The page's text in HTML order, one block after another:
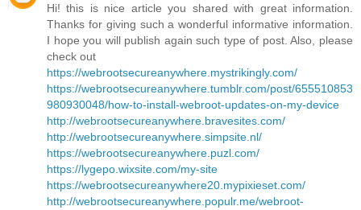
Hi! this is nice article you shared with great information.
Thanks for giving such a wonderful informative information.
I hope you will publish again such type of post. Also, please
check out
https://webrootsecureanywhere.mystrikingly.com/
https://webrootsecureanywhere.tumblr.com/post/655510853
980930048/how-to-install-webroot-updates-on-my-device
http://webrootsecureanywhere.bravesites.com/
http://webrootsecureanywhere.simpsite.nl/
https://webrootsecureanywhere.puzl.com/
https://lygepo.wixsite.com/my-site
https://webrootsecureanywhere20.mypixieset.com/
http://webrootsecureanywhere.populr.me/webroot-